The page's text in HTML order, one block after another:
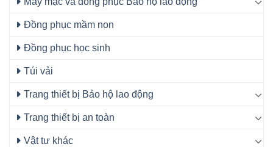
Đồng phục mầm non
Đồng phục học sinh
Túi vải
Trang thiết bị Bảo hộ lao động
Trang thiết bị an toàn
Vật tư khác